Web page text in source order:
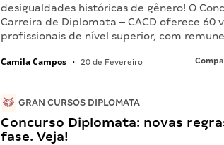
desigualdades históricas de gênero! O
Carreira de Diplomata – CACD oferece 60
profissionais de nível superior, com
Camila Campos • 20 de Fevereiro
GRAN CURSOS DIPLOMATA
Concurso Diplomata: novas
fase. Veja!